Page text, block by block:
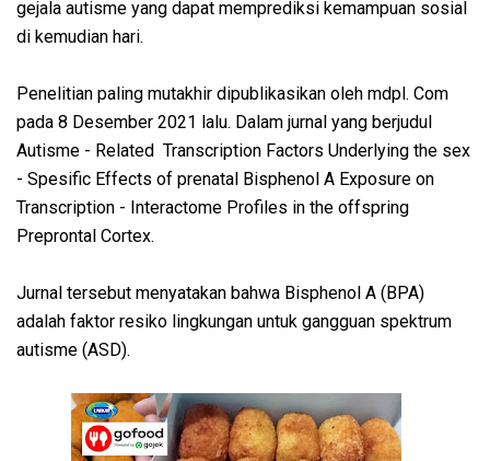
gejala autisme yang dapat memprediksi kemampuan sosial
di kemudian hari.
Penelitian paling mutakhir dipublikasikan oleh mdpl. Com
pada 8 Desember 2021 lalu. Dalam jurnal yang berjudul
Autisme - Related Transcription Factors Underlying the sex
- Spesific Effects of prenatal Bisphenol A Exposure on
Transcription - Interactome Profiles in the offspring
Preprontal Cortex.
Jurnal tersebut menyatakan bahwa Bisphenol A (BPA)
adalah faktor resiko lingkungan untuk gangguan spektrum
autisme (ASD).